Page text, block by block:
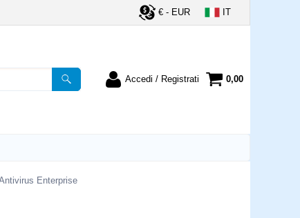
€ - EUR IT
Accedi / Registrati
e poi
"Accedi"
0,00
Enterprise